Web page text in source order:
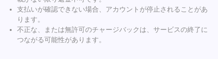
支払いが確認できない場合、アカウントが停止されることがあ
ります。
不正な、または無許可のチャージバックは、サービスの終了に
つながる可能性があります。